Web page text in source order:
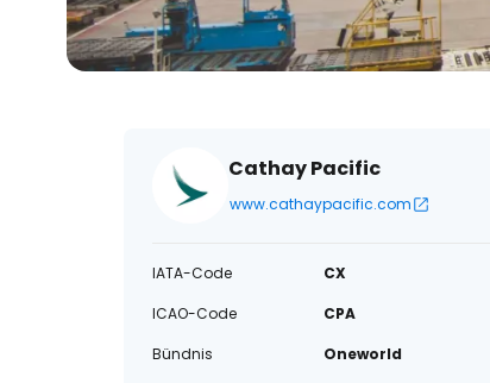
Cathay Pacific
www.cathaypacific.com
IATA-Code
CX
ICAO-Code
CPA
Bündnis
Oneworld